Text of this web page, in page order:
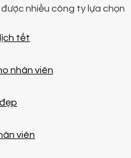
nhiều công ty lựa chọn